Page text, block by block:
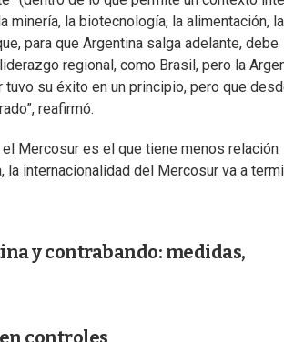
minería, la biotecnología, la alimentación, la
para que Argentina salga adelante, debe
regional, como Brasil, pero la
su éxito en un principio, pero que
reafirmó.
Mercosur es el que tiene menos relación
internacionalidad del Mercosur va a
y contrabando: medidas,
controles